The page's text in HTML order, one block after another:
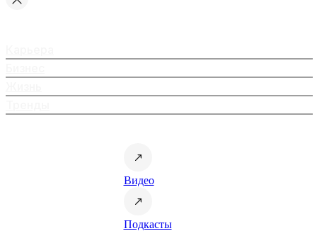
Видео
Подкасты